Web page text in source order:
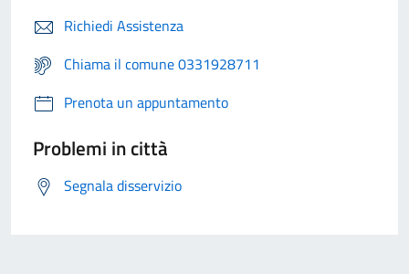
Richiedi Assistenza
Chiama il comune 0331928711
Prenota un appuntamento
Problemi in città
Segnala disservizio